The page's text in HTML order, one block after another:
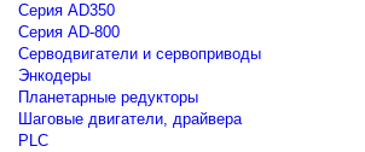
Серия AD350
Серия AD-800
Серводвигатели и сервоприводы
Энкодеры
Планетарные редукторы
Шаговые двигатели, драйвера
PLC